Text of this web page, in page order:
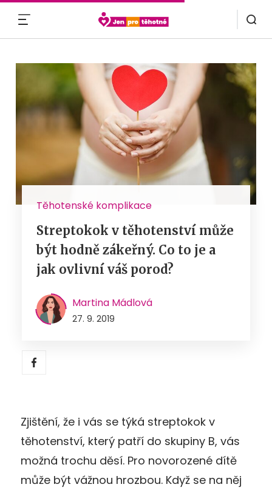
Těhotenské komplikace
Streptokok v těhotenství může
být hodně zákeřný. Co to je a
jak ovlivní váš porod?
Martina Mádlová
27. 9. 2019
Zjištění, že i vás se týká streptokok v
těhotenství, který patří do skupiny B, vás
možná trochu děsí. Pro novorozené dítě
může být vážnou hrozbou. Když se na něj